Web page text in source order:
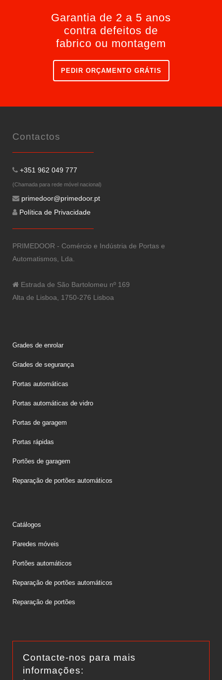
Garantia de 2 a 5 anos
contra defeitos de
fabrico ou montagem
PEDIR ORÇAMENTO GRÁTIS
Contactos
+351 962 049 777
(Chamada para rede móvel nacional)
primedoor@primedoor.pt
Política de Privacidade
PRIMEDOOR - Comércio e Indústria de Portas e
Automatismos, Lda.
Estrada de São Bartolomeu nº 169
Alta de Lisboa, 1750-276 Lisboa
Grades de enrolar
Grades de segurança
Portas automáticas
Portas automáticas de vidro
Portas de garagem
Portas rápidas
Portões de garagem
Reparação de portões automáticos
Catálogos
Paredes móveis
Portões automáticos
Reparação de portões automáticos
Reparação de portões
Contacte-nos para mais
informações: